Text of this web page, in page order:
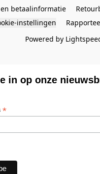
betaalinformatie
instellingen
Powered by
in op onze
*